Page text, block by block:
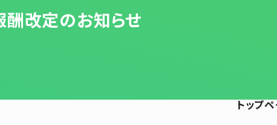
改定のお知らせ
トップ